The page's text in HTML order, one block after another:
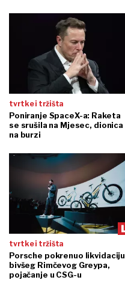
tvrtke i tržišta
Poniranje SpaceX-a: Raketa
se srušila na Mjesec, dionica
na burzi
tvrtke i tržišta
Porsche pokrenuo likvidaciju
bivšeg Rimčevog Greypa,
pojačanje u CSG-u